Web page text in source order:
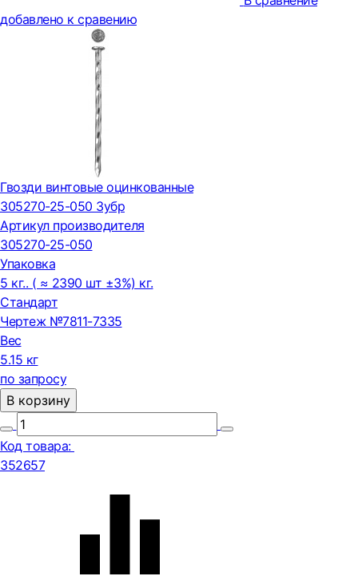
добавлено к сравению
Гвозди винтовые оцинкованные
305270-25-050 Зубр
Артикул производителя
305270-25-050
Упаковка
5 кг.. ( ≈ 2390 шт ±3%) кг.
Стандарт
Чертеж №7811-7335
Вес
5.15 кг
по запросу
В корзину
Код товара:
352657